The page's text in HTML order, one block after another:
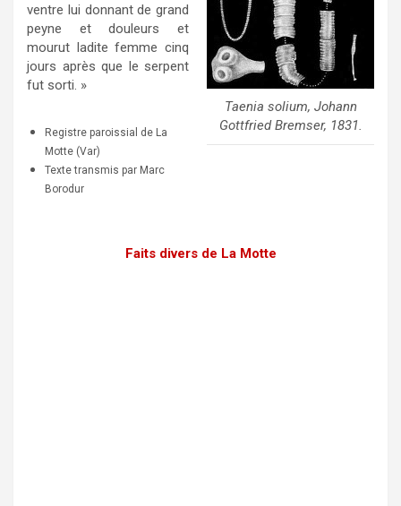
Taenia solium, Johann
Gottfried Bremser, 1831.
ventre lui donnant de grand
peyne et douleurs et
mourut ladite femme cinq
jours après que le serpent
fut sorti. »
Registre paroissial de La
Motte (Var)
Texte transmis par Marc
Borodur
Faits divers de La Motte